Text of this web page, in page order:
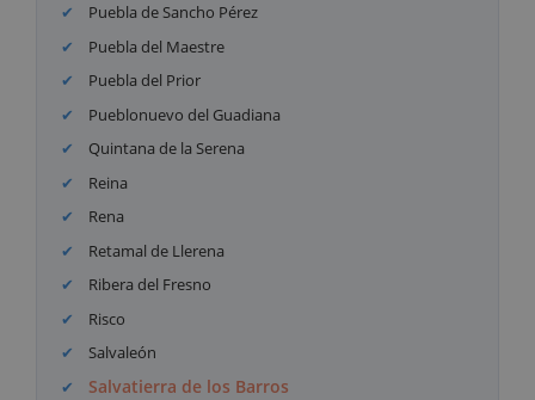
Puebla de Sancho Pérez
Puebla del Maestre
Puebla del Prior
Pueblonuevo del Guadiana
Quintana de la Serena
Reina
Rena
Retamal de Llerena
Ribera del Fresno
Risco
Salvaleón
Salvatierra de los Barros